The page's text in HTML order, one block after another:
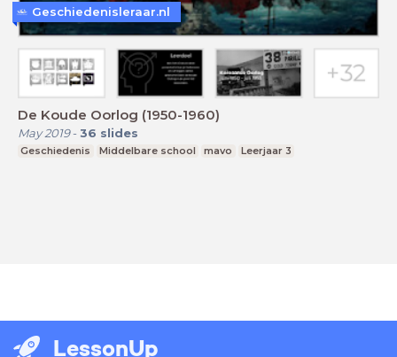
De Koude Oorlog (1950-1960)
May 2019- 36 slides
Geschiedenis Middelbare school mavo Leerjaar 3
Geschiedenisleraar.nl
LessonUp